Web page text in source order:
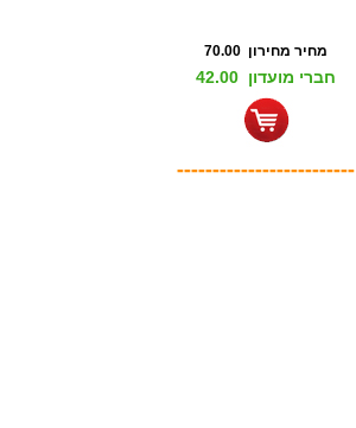
מחיר מחירון 70.00
חברי מועדון 42.00
-------------------------